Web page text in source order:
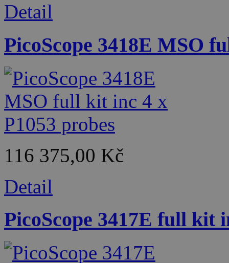
Detail
PicoScope 3418E MSO
116 375,00 Kč
Detail
PicoScope 3417E full kit